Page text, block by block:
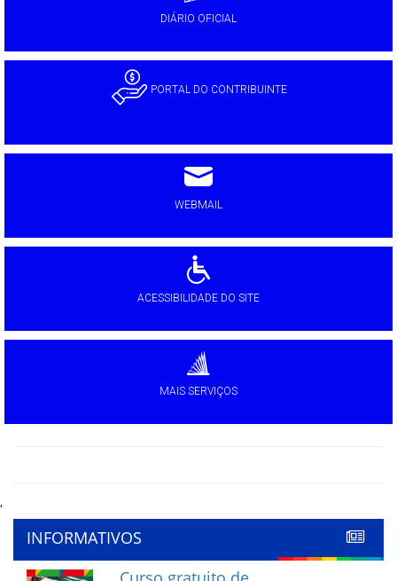
DIÁRIO OFICIAL
PORTAL DO CONTRIBUINTE
WEBMAIL
ACESSIBILIDADE DO SITE
MAIS SERVIÇOS
'
INFORMATIVOS